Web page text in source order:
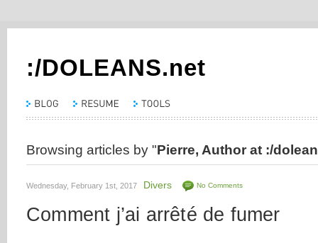
:/DOLEANS.net
Browsing articles by "Pierre, Author at :/
Wednesday, February 1st, 2017 Divers No Comments
Comment j’ai arrêté de fumer